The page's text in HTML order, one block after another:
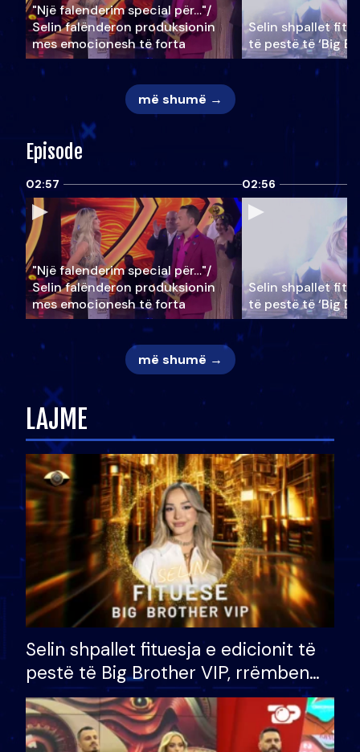
"Një falenderim special për…"/
Selin falënderon produksionin
mes emocionesh të forta
Selin shpallet
të pestë të ‘Big
më shumë →
Episode
02:57
"Një falenderim special për…"/
Selin falënderon produksionin
mes emocionesh të forta
02:56
Selin shpallet
të pestë të ‘Big
më shumë →
LAJME
Selin shpallet fituesja e edicionit të
pestë të Big Brother VIP, rrëmben
çmimin e madh prej 100 mijë eurosh